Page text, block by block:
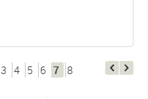
3 4 5 6 7 8